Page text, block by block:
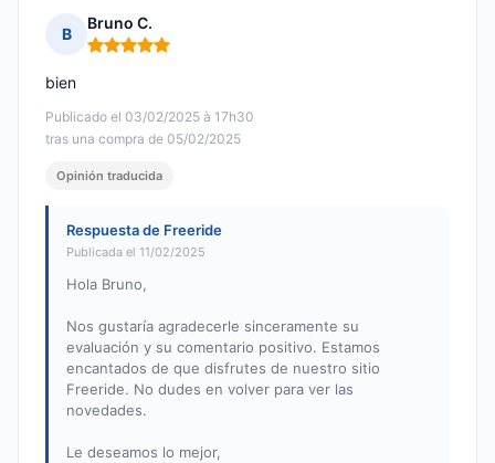
B
Bruno C.
Nota: 5 de 5
Publicado el 03/02/2025 à 17h30
tras una compra de 05/02/2025
bien
Opinión traducida
Respuesta de Freeride
Publicada el 11/02/2025
Hola Bruno,
Nos gustaría agradecerle sinceramente su
evaluación y su comentario positivo. Estamos
encantados de que disfrutes de nuestro sitio
Freeride. No dudes en volver para ver las
novedades.
Le deseamos lo mejor,